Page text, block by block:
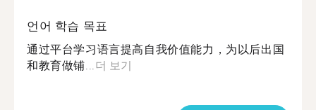
언어 학습 목표
通过平台学习语言提高自我价值能力，为以后出国
和教育做铺... 더 보기